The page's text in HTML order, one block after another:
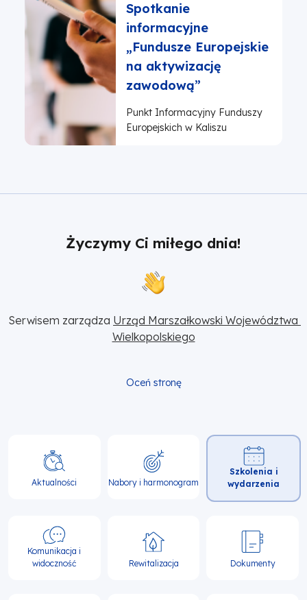
Spotkanie
informacyjne
„Fundusze Europejskie
na aktywizację
zawodową”
Punkt Informacyjny Funduszy
Europejskich w Kaliszu
Życzymy Ci miłego dnia!
Serwisem zarządza Urząd Marszałkowski Województwa
Wielkopolskiego
Oceń stronę
Główna
nawigacja
Aktualności Nabory i harmonogram
Szkolenia i
wydarzenia
Komunikacja i
widoczność
Rewitalizacja Dokumenty